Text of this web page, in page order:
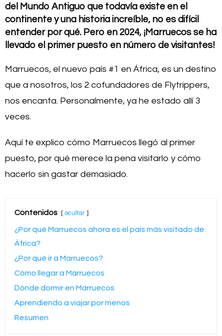
del Mundo Antiguo que todavía existe en el
continente y una historia increíble, no es difícil
entender por qué. Pero en 2024, ¡Marruecos se ha
llevado el primer puesto en número de visitantes!
Marruecos, el nuevo país #1 en África, es un destino
que a nosotros, los 2 cofundadores de Flytrippers,
nos encanta. Personalmente, ya he estado allí 3
veces.
Aquí te explico cómo Marruecos llegó al primer
puesto, por qué merece la pena visitarlo y cómo
hacerlo sin gastar demasiado.
Contenidos ocultar
¿Por qué Marruecos ahora es el país más visitado de
África?
¿Por qué ir a Marruecos?
Cómo llegar a Marruecos
Dónde dormir en Marruecos
Aprendiendo a viajar por menos
Resumen